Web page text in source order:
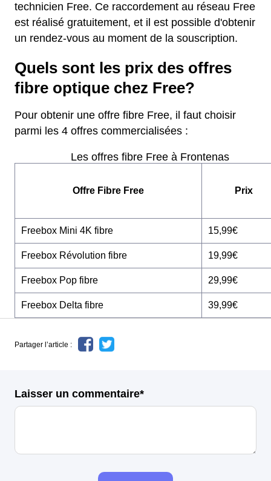
technicien Free. Ce raccordement au réseau Free
est réalisé gratuitement, et il est possible d'obtenir
un rendez-vous au moment de la souscription.
Quels sont les prix des offres
fibre optique chez Free?
Pour obtenir une offre fibre Free, il faut choisir
parmi les 4 offres commercialisées :
Les offres fibre Free à Frontenas
Offre Fibre Free Prix
Freebox Mini 4K fibre 15,99€
Freebox Révolution fibre 19,99€
Freebox Pop fibre 29,99€
Freebox Delta fibre 39,99€
Partager l’article :
Laisser un commentaire*